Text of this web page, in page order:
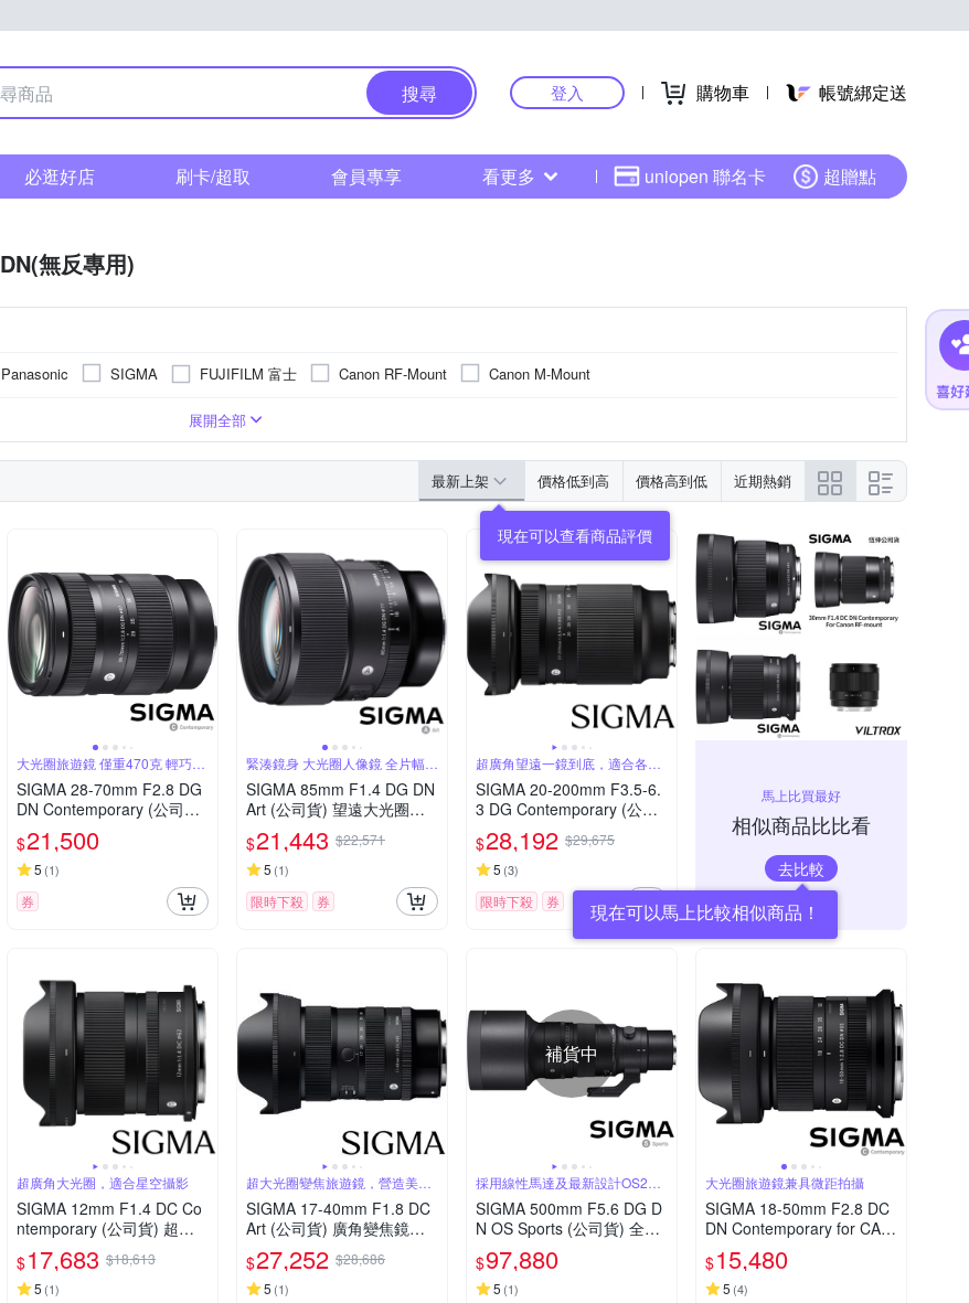
搜尋 登入 購物車 帳號綁定送
必逛好店 刷卡/超取 會員專享 看更多 uniopen 聯名卡 超贈點
DN(無反專用)
Panasonic SIGMA FUJIFILM 富士 Canon RF-Mount Canon M-Mount
超廣角定焦
展開全部
最新上架 價格低到高 價格高到低 近期熱銷
現在可以查看商品評價
大光圈旅遊鏡 僅重470克 輕巧方
便攜帶
SIGMA 28-70mm F2.8 DG
DN Contemporary (公司貨)
全片幅微單眼鏡頭 旅遊鏡
$21,500
5 (1)
券
緊湊鏡身 大光圈人像鏡 全片幅微
單眼鏡頭
SIGMA 85mm F1.4 DG DN
Art (公司貨) 望遠大光圈人
像鏡 全片幅微單眼鏡頭
$21,443 $22,571
5 (1)
限時下殺 券
超廣角望遠一鏡到底，適合各種
場景
SIGMA 20-200mm F3.5-6.
3 DG Contemporary (公司
貨) 超廣角變焦鏡頭 旅遊鏡
全片幅無反微單眼鏡頭
$28,192 $29,675
5 (3)
限時下殺 券
馬上比買最好
相似商品比比看
去比較
現在可以馬上比較相似商品！
超廣角大光圈，適合星空攝影
SIGMA 12mm F1.4 DC Co
ntemporary (公司貨) 超廣
角大光圈定焦鏡 星空鏡 AP
S-C 無反微單眼專用鏡頭
$17,683 $18,613
5 (1)
超大光圈變焦旅遊鏡，營造美麗
淺景深
SIGMA 17-40mm F1.8 DC
Art (公司貨) 廣角變焦鏡頭
旅遊鏡 APS-C 無反微單眼
鏡頭
$27,252 $28,686
5 (1)
補貨中
採用線性馬達及最新設計OS2防
手震系統
SIGMA 500mm F5.6 DG D
N OS Sports (公司貨) 全片
幅微單眼鏡頭 超望遠定焦鏡
頭 運動 飛羽攝影 拍鳥
$97,880
5 (1)
大光圈旅遊鏡兼具微距拍攝
SIGMA 18-50mm F2.8 DC
DN Contemporary for CAN
ON RF 接環 (公司貨) 旅遊
鏡 APS-C 無反微單眼專用
鏡頭
$15,480
5 (4)